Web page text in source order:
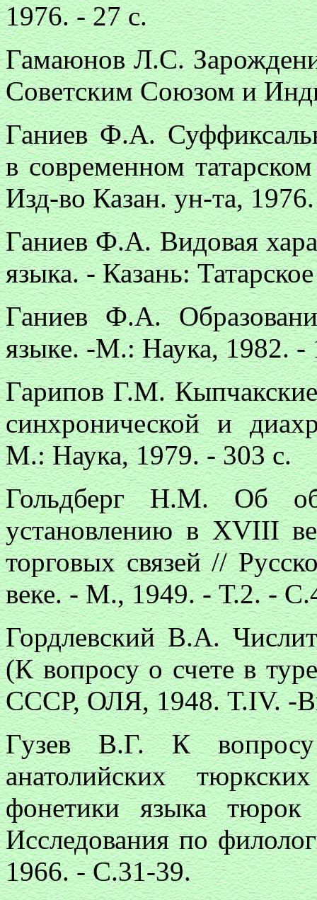
1976. - 27 с.
Гамаюнов Л.С.
Советским Союзом и
Ганиев Ф.А.
в современном
Изд-во Казан. ун-та,
Ганиев Ф.А. Видовая
языка. - Казань:
Ганиев Ф.А.
языке. -М.: Наука, 1982. -
Гарипов Г.М.
синхронической и
М.: Наука, 1979. - 303 с.
Гольдберг Н.М. Об
установлению в ХVIII
торговых связей //
веке. - М., 1949. - Т.2. -
Гордлевский В.А.
(К вопроcу о счете в
СССР, ОЛЯ, 1948. Т.IV. -
Гузев В.Г. К вопросу
анатолийских
фонетики языка
Исследования по
1966. - С.31-39.